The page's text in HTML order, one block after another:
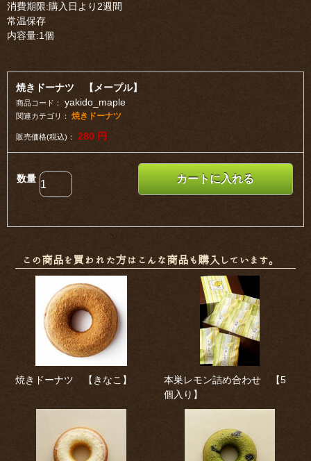
消費期限:購入日より2週間
常温保存
内容量:1個
焼きドーナツ 【メープル】
商品コード： yakido_maple
関連カテゴリ： 焼きドーナツ
販売価格(税込)： 280 円
数量 カートに入れる
この商品を買われた方はこんな商品も購入しています。
焼きドーナツ 【きなこ】
本巣レモン詰め合わせ 【5
個入り】